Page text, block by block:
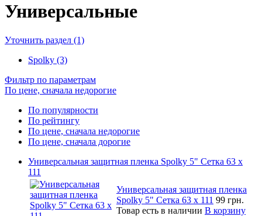
Универсальные
Уточнить раздел (1)
Spolky (3)
Фильтр по параметрам
По цене, сначала недорогие
По популярности
По рейтингу
По цене, сначала недорогие
По цене, сначала дорогие
Универсальная защитная пленка Spolky 5" Сетка 63 x
111
Универсальная защитная пленка
Spolky 5" Сетка 63 x 111 99 грн.
Товар есть в наличии В корзину